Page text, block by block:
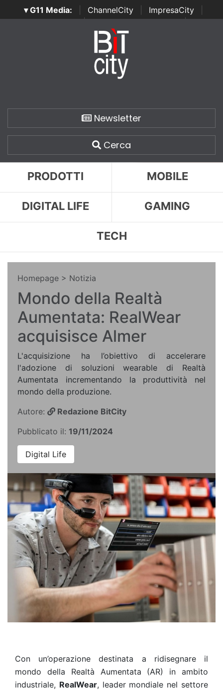
▾ G11 Media: ChannelCity ImpresaCity
SecurityOpenLab | Italian Channel Awards | Italian
Italian Security Awards
Newsletter
Cerca
PRODOTTI MOBILE
DIGITAL LIFE GAMING
TECH
Homepage > Notizia
Mondo della Realtà
Aumentata: RealWear
acquisisce Almer
L'acquisizione ha l’obiettivo di accelerare
l'adozione di soluzioni wearable di Realtà
Aumentata incrementando la produttività nel
mondo della produzione.
Autore:
Redazione BitCity
Pubblicato il: 19/11/2024
Digital Life
Con un’operazione destinata a ridisegnare il
mondo della Realtà Aumentata (AR) in ambito
industriale, RealWear, leader mondiale nel settore